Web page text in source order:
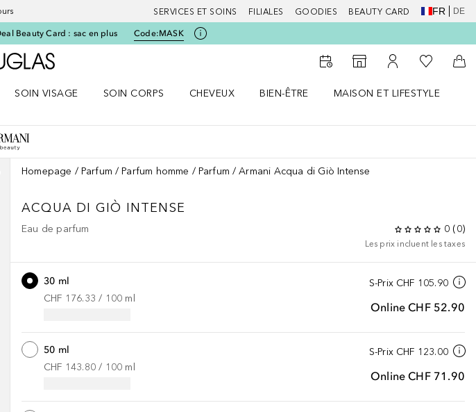
SERVICES ET SOINS FILIALES GOODIES BEAUTY CARD FR DE
Beauty Card : sac en plus Code:MASK
Vers l'accueil Douglas
Vers le Storefinder
Vers Mon Compte
Vers Ma
SOIN VISAGE
SOIN CORPS
CHEVEUX
BIEN-ÊTRE
MAISON ET LIFESTYLE
Homepage Parfum Parfum homme Parfum Armani Acqua di Giò Intense
ACQUA DI GIÒ INTENSE
Eau de parfum 0 (0)
Les prix incluent les taxes
S-Prix CHF 105.90
Online CHF 52.90
30 ml
CHF 176.33 / 100 ml
S-Prix CHF 123.00
Online CHF 71.90
50 ml
CHF 143.80 / 100 ml